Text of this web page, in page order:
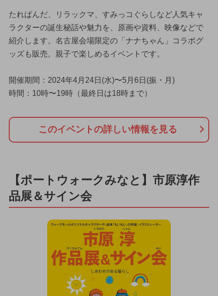
たれぱんだ、リラックマ、すみっコぐらしなど人気キャ
ラクターの誕生秘話や魅力を、原画や資料、映像などで
紹介します。名古屋会場限定の「ナナちゃん」コラボグ
ッズも販売。親子で楽しめるイベントです。
開催期間：2024年4月24日(水)〜5月6日(振・月)
時間：10時〜19時（最終日は18時まで）
このイベントの詳しい情報を見る
【ポートウォークみなと】市原淳作
品展＆サイン会